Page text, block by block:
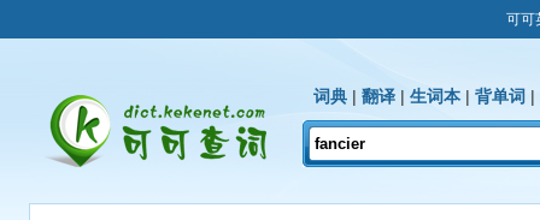
可可
词典 | 翻译 | 生词本 | 背单词 |